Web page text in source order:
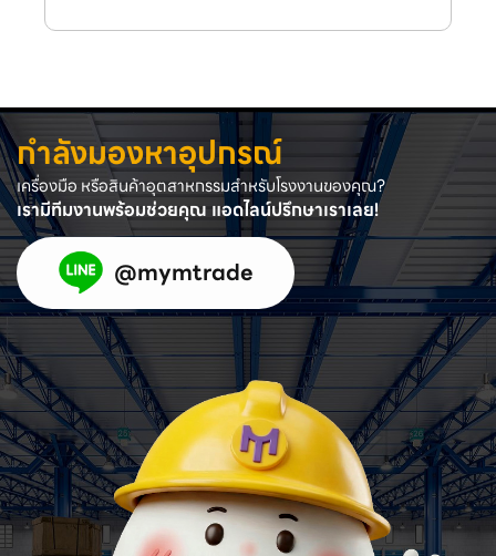
กำลังมองหาอุปกรณ์
เครื่องมือ หรือสินค้าอุตสาหกรรมสำหรับโรงงานของคุณ?
เรามีทีมงานพร้อมช่วยคุณ แอดไลน์ปรึกษาเราเลย!
@mymtrade